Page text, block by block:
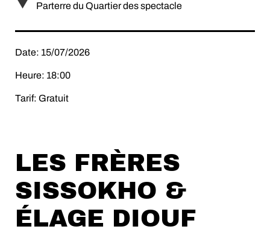
Parterre du Quartier des spectacle
Date: 15/07/2026
Heure: 18:00
Tarif: Gratuit
LES FRÈRES
SISSOKHO &
ÉLAGE DIOUF